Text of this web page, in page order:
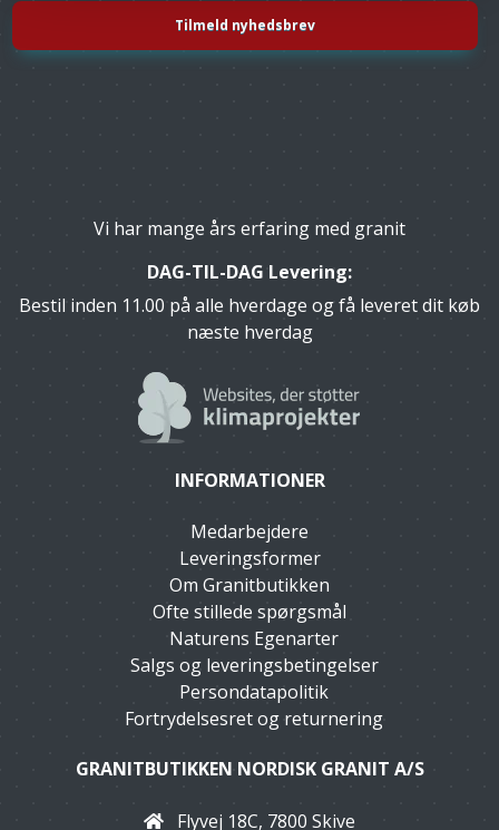
Vi har mange års erfaring med granit
DAG-TIL-DAG Levering:
Bestil inden 11.00 på alle hverdage og få leveret dit køb
næste hverdag
INFORMATIONER
Medarbejdere
Leveringsformer
Om Granitbutikken
Ofte stillede spørgsmål
Naturens Egenarter
Salgs og leveringsbetingelser
Persondatapolitik
Fortrydelsesret og returnering
GRANITBUTIKKEN NORDISK GRANIT A/S
Flyvej 18C, 7800 Skive